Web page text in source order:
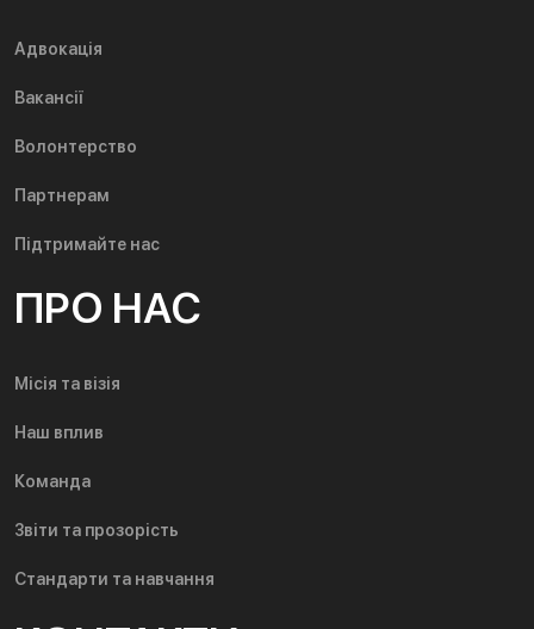
Адвокація
Вакансії
Волонтерство
Партнерам
Підтримайте нас
ПРО НАС
Місія та візія
Наш вплив
Команда
Звіти та прозорість
Стандарти та навчання